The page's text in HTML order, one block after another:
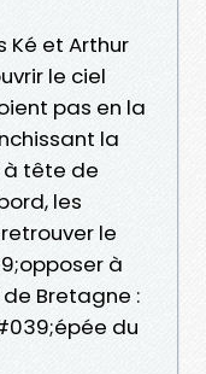
Ké et Arthur
le ciel
pas en la
la
à tête de
les
le
à
Bretagne :
du